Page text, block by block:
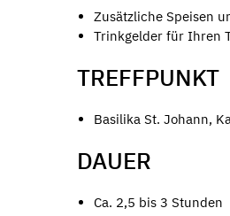
Zusätzliche Speisen
Trinkgelder für Ihren
TREFFPUNKT
Basilika St. Johann,
DAUER
Ca. 2,5 bis 3 Stunden